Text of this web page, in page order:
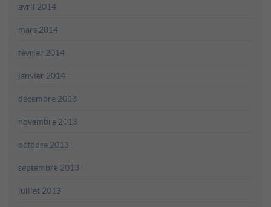
avril 2014
mars 2014
février 2014
janvier 2014
décembre 2013
novembre 2013
octobre 2013
septembre 2013
juillet 2013